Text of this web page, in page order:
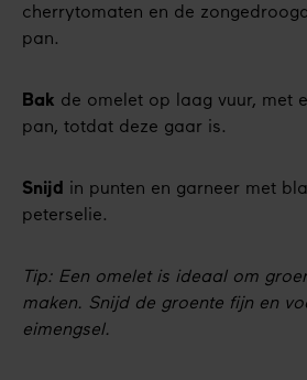
cherrytomaten en de
pan.
Bak de omelet op laag vuur, met
pan, totdat deze gaar is.
Snijd in punten en garneer met
peterselie.
Tip: Een omelet is ideaal om
maken. Snijd de groente fijn en
eimengsel.